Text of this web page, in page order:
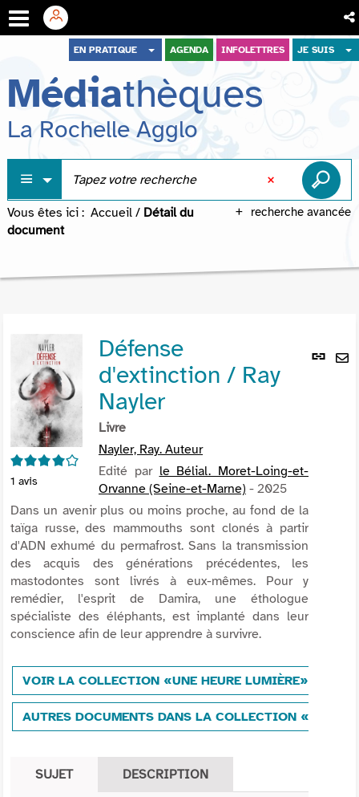
menu
contenu
recherche
EN PRATIQUE AGENDA INFOLETTRES JE SUIS
Médiathèques
La Rochelle Agglo
recherche avancée
Vous êtes ici : Accueil / Détail du
document
Lien
4/5
1 avis
Défense
d'extinction / Ray
Nayler
Livre
Nayler, Ray. Auteur
Edité par le Bélial. Moret-Loing-et-
Orvanne (Seine-et-Marne) - 2025
Dans un avenir plus ou moins proche, au fond de la
taïga russe, des mammouths sont clonés à partir
d'ADN exhumé du permafrost. Sans la transmission
des acquis des générations précédentes, les
mastodontes sont livrés à eux-mêmes. Pour y
remédier, l'esprit de Damira, une éthologue
spécialiste des éléphants, est implanté dans leur
conscience afin de leur apprendre à survivre.
VOIR LA COLLECTION «UNE HEURE LUMIÈRE»
AUTRES DOCUMENTS DANS LA COLLECTION «UNE
SUJET DESCRIPTION